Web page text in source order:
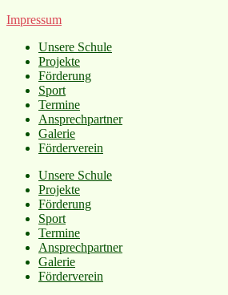
Impressum
Unsere Schule
Projekte
Förderung
Sport
Termine
Ansprechpartner
Galerie
Förderverein
Unsere Schule
Projekte
Förderung
Sport
Termine
Ansprechpartner
Galerie
Förderverein